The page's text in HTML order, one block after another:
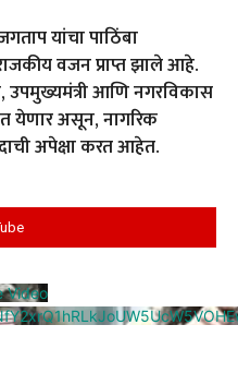
यांचा पाठिंबा
वजन प्राप्त झाले आहे.
उपमुख्यमंत्री आणि नगरविकास
येणार असून, नागरिक
अपेक्षा करत आहेत.
Video